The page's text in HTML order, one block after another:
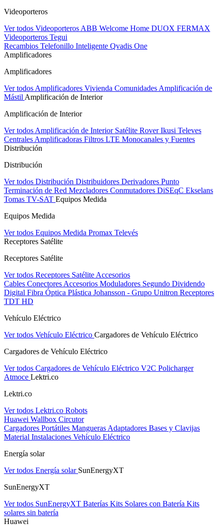
Videoporteros
Ver todos Videoporteros ABB Welcome Home DUOX FERMAX
Videoporteros Tegui
Recambios Telefonillo Inteligente Qvadis One
Amplificadores
Amplificadores
Ver todos Amplificadores Vivienda Comunidades Amplificación de
Mástil Amplificación de Interior
Amplificación de Interior
Ver todos Amplificación de Interior Satélite RoverIkusi Televes
Centrales Amplificadoras Filtros LTE Monocanales y Fuentes
Distribución
Distribución
Ver todos Distribución Distribuidores Derivadores Punto
Terminación de Red Mezcladores Conmutadores DiSEqC Ekselans
Tomas TV-SAT Equipos Medida
Equipos Medida
Ver todos Equipos Medida Promax Televés
Receptores Satélite
Receptores Satélite
Ver todos Receptores Satélite Accesorios
Cables Conectores Accesorios Moduladores Segundo Dividendo
Digital Fibra Óptica Plástica Johansson - Grupo Unitron Receptores
TDT HD
Vehículo Eléctrico
Ver todos Vehículo Eléctrico Cargadores de Vehículo Eléctrico
Cargadores de Vehículo Eléctrico
Ver todos Cargadores de Vehículo Eléctrico V2C Policharger
Atmoce Lektri.co
Lektri.co
Ver todos Lektri.co Robots
Huawei Wallbox Circutor
Cargadores Portátiles Mangueras Adaptadores Bases y Clavijas
Material Instalaciones Vehículo Eléctrico
Energía solar
Ver todos Energía solar SunEnergyXT
SunEnergyXT
Ver todos SunEnergyXT Baterías Kits Solares con Batería Kits
solares sin batería
Huawei